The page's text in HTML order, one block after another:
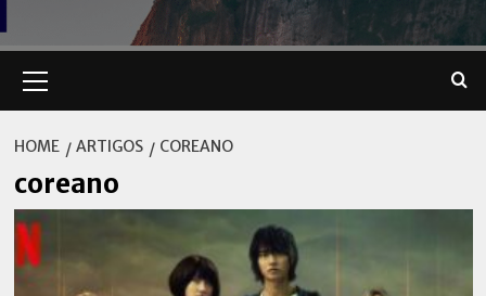
Menu
HOME ARTIGOS COREANO
coreano